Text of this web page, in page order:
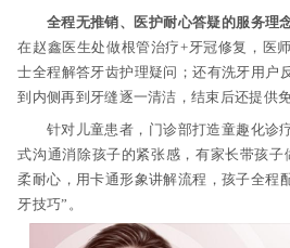
全程无推销、医护耐心答疑的服务理
在赵鑫医生处做根管治疗+牙冠修复，医
士全程解答牙齿护理疑问；还有洗牙用户
到内侧再到牙缝逐一清洁，结束后还提供
针对儿童患者，门诊部打造童趣化诊
式沟通消除孩子的紧张感，有家长带孩子
柔耐心，用卡通形象讲解流程，孩子全程
牙技巧”。